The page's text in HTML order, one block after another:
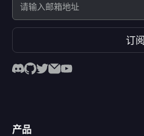
订阅
产品